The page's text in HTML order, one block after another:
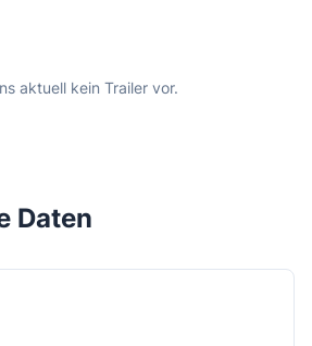
aktuell kein Trailer vor.
Daten